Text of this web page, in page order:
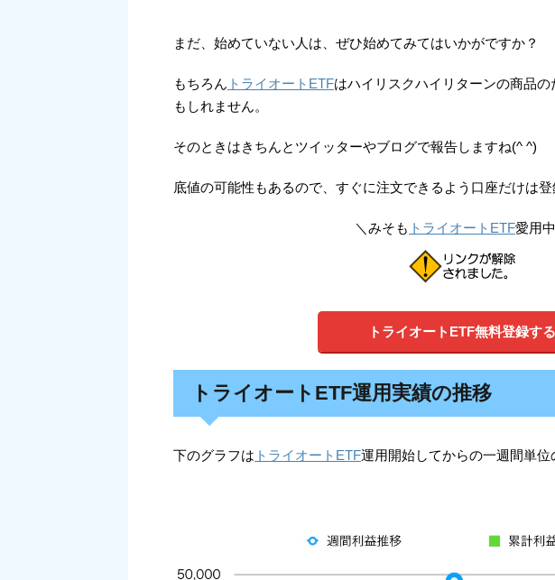
まだ、始めていない人は、ぜひ始めてみてはいかがですか？
もちろん トライオートETFはハイリスクハイリターンの商品
もしれません。
そのときはきちんとツイッターやブログで報告しますね(^ ^)
底値の可能性もあるので、すぐに注文できるよう口座だけは登
＼みそも トライオートETF愛用
トライオートETF無料登録する
トライオートETF運用実績の推移
下のグラフは トライオートETF運用開始してからの一週間単位